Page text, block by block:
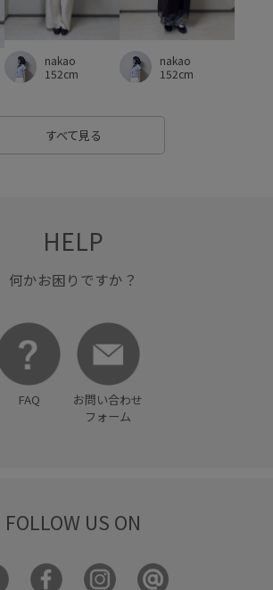
伸縮性 合わせやすい 布帛
柔らかい風合い 着回しやすい
程よい肉感 肌馴染が良い
透け感 都会的 長く使える
nakao
152cm
nakao
152cm
すべて見る
HELP
何かお困りですか？
FAQ
お問い合わせ
フォーム
FOLLOW US ON